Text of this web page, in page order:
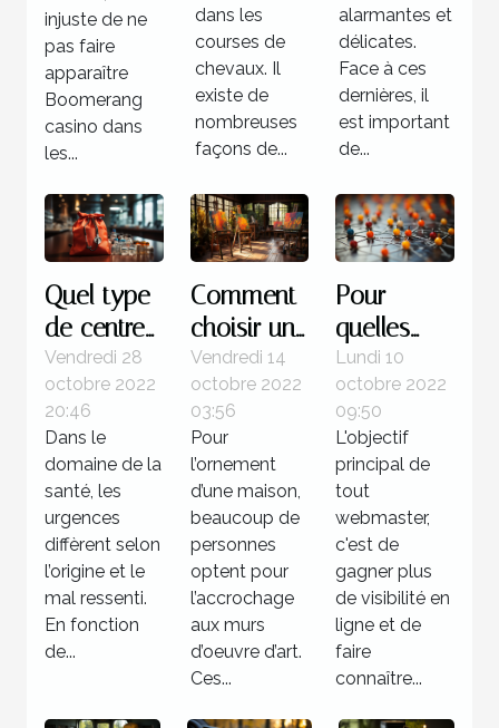
injuste de ne
pas faire
apparaître
Boomerang
casino dans
les...
dans les
courses de
chevaux. Il
existe de
nombreuses
façons de...
?
alarmantes et
délicates.
Face à ces
dernières, il
est important
de...
Quel type
de centre
pour une
urgence
médicale ?
Vendredi 28
octobre 2022
20:46
Dans le
domaine de la
santé, les
urgences
diffèrent selon
l’origine et le
mal ressenti.
En fonction
de...
Comment
choisir un
tableau
d’art ?
Vendredi 14
octobre 2022
03:56
Pour
l’ornement
d’une maison,
beaucoup de
personnes
optent pour
l’accrochage
aux murs
d’oeuvre d’art.
Ces...
Pour
quelles
raisons
utiliser la
méthode
de
netlinking
?
Lundi 10
octobre 2022
09:50
L'objectif
principal de
tout
webmaster,
c'est de
gagner plus
de visibilité en
ligne et de
faire
connaître...